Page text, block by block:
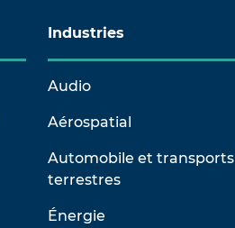
Industries
Audio
Aérospatial
Automobile et transports
terrestres
Énergie